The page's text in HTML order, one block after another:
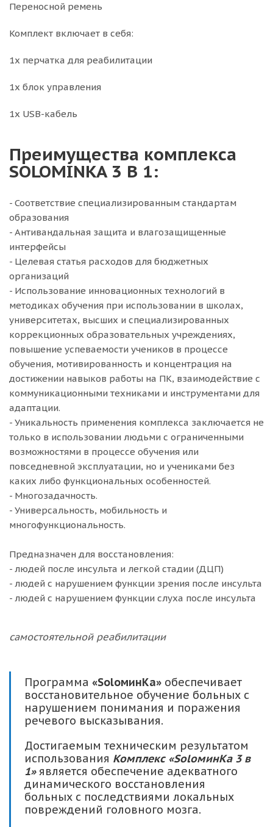
Переносной ремень
Комплект включает в себя:
1x перчатка для реабилитации
1x блок управления
1x USB-кабель
Преимущества комплекса
SOLOMINKA 3 В 1:
- Соответствие специализированным стандартам
образования
- Антивандальная защита и влагозащищенные
интерфейсы
- Целевая статья расходов для бюджетных
организаций
- Использование инновационных технологий в
методиках обучения при использовании в школах,
университетах, высших и специализированных
коррекционных образовательных учреждениях,
повышение успеваемости учеников в процессе
обучения, мотивированность и концентрация на
достижении навыков работы на ПК, взаимодействие с
коммуникационными техниками и инструментами для
адаптации.
- Уникальность применения комплекса заключается не
только в использовании людьми с ограниченными
возможностями в процессе обучения или
повседневной эксплуатации, но и учениками без
каких либо функциональных особенностей.
- Многозадачность.
- Универсальность, мобильность и
многофункциональность.
Предназначен для восстановления:
- людей после инсульта и легкой стадии (ДЦП)
- людей с нарушением функции зрения после инсульта
- людей с нарушением функции слуха после инсульта
самостоятельной реабилитации
Программа «SoloминКа» обеспечивает
восстановительное обучение больных с
нарушением понимания и поражения
речевого высказывания.
Достигаемым техническим результатом
использования Комплекс «SoloминКа 3 в
1»является обеспечение адекватного
динамического восстановления
больных с последствиями локальных
повреждений головного мозга.